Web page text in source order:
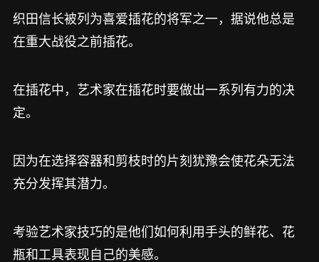
织田信长被列为喜爱插花的将军之一，据说他总是
在重大战役之前插花。
在插花中，艺术家在插花时要做出一系列有力的决
定。
因为在选择容器和剪枝时的片刻犹豫会使花朵无法
充分发挥其潜力。
考验艺术家技巧的是他们如何利用手头的鲜花、花
瓶和工具表现自己的美感。